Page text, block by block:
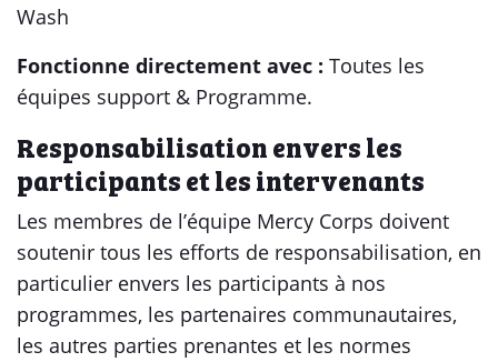
Wash
Fonctionne directement avec : Toutes les
équipes support & Programme.
Responsabilisation envers les
participants et les intervenants
Les membres de l’équipe Mercy Corps doivent
soutenir tous les efforts de responsabilisation, en
particulier envers les participants à nos
programmes, les partenaires communautaires,
les autres parties prenantes et les normes